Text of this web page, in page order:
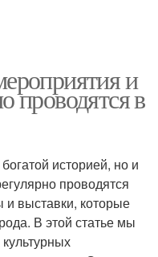
и
проводятся в
историей, но и
проводятся
выставки, которые
В этой статье мы